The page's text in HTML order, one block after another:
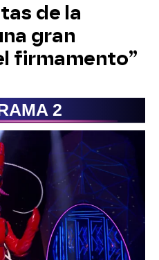
de la
gran
firmamento”
2